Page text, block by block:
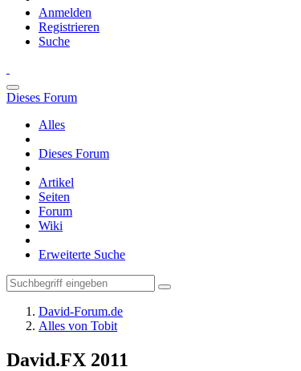
Anmelden
Registrieren
Suche
Dieses Forum
Alles
Dieses Forum
Artikel
Seiten
Forum
Wiki
Erweiterte Suche
David-Forum.de
Alles von Tobit
David.FX 2011